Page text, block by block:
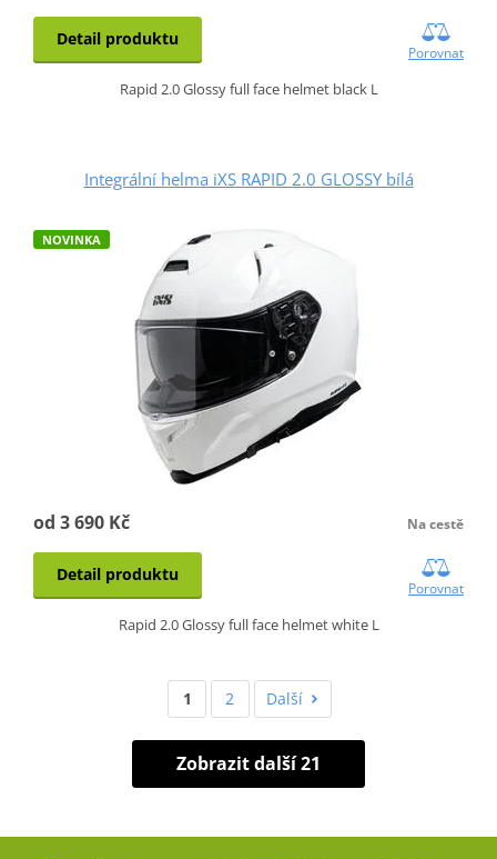
Detail produktu
Porovnat
Rapid 2.0 Glossy full face helmet black L
Integrální helma iXS RAPID 2.0 GLOSSY bílá
NOVINKA
od 3 690 Kč Na cestě
Detail produktu
Porovnat
Rapid 2.0 Glossy full face helmet white L
1 2 Další
Zobrazit další 21